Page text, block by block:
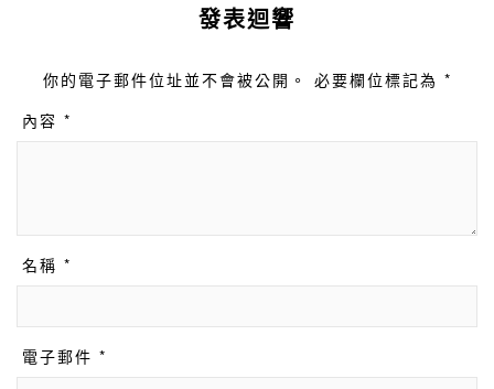
發表迴響
你的電子郵件位址並不會被公開。 必要欄位標記為 *
內容 *
名稱 *
電子郵件 *